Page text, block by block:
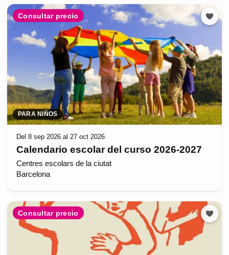
Consultar precio
PARA NIÑOS
Del 8 sep 2026 al 27 oct 2026
Calendario escolar del curso 2026-2027
Centres escolars de la ciutat
Barcelona
Consultar precio